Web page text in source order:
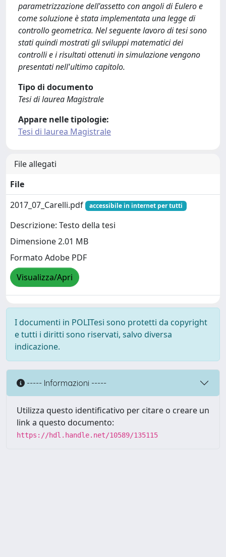
parametrizzazione dell'assetto con angoli di Eulero e
come soluzione è stata implementata una legge di
controllo geometrica. Nel seguente lavoro di tesi sono
stati quindi mostrati gli sviluppi matematici dei
controlli e i risultati ottenuti in simulazione vengono
presentati nell'ultimo capitolo.
Tipo di documento
Tesi di laurea Magistrale
Appare nelle tipologie:
Tesi di laurea Magistrale
File allegati
File
2017_07_Carelli.pdf
accessibile in internet per tutti
Descrizione: Testo della tesi
Dimensione 2.01 MB
Formato Adobe PDF
Visualizza/Apri
I documenti in POLITesi sono protetti da copyright
e tutti i diritti sono riservati, salvo diversa
indicazione.
----- Informazioni -----
Utilizza questo identificativo per citare o creare un
link a questo documento:
https://hdl.handle.net/10589/135115